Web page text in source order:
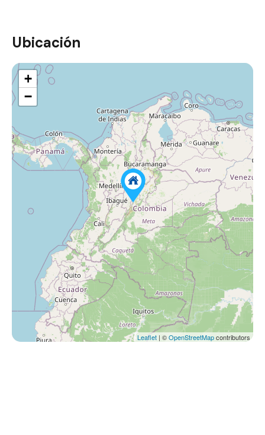
Ubicación
+
−
Leaflet | ©OpenStreetMapcontributors